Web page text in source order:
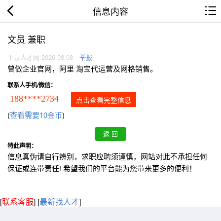
信息内容
文员 兼职
平泉人才网 2026.08.08 举报
曾做企业官网，阿里 淘宝代运营及网格销售。
联系人手机/微信：
188****2734 点击查看完整信息
(查看需要10金币)
特此声明：
信息真伪请自行辨别，求职应聘须谨慎，网站对此不承担任何
保证或连带责任! 希望我们的平台能为您带来更多的便利！
[联系客服] [最新找人才]